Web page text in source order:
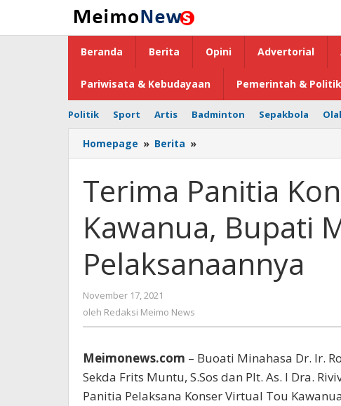
konten
Beranda Berita Opini Advertorial
Pariwisata & Kebudayaan Pemerintah & Politik
Politik Sport Artis Badminton Sepakbola
Homepage » Berita »
Panitia
Virtual
Tou
Kawanua,
Bupati
Minahasa
Dukung
Pelaksanaannya
Terima Panitia
Kawanua, Bupati
Pelaksanaannya
November 17, 2021
Redaksi
oleh Redaksi Meimo News
Meimonews.com – Buoati Minahasa Dr. Ir.
Sekda Frits Muntu, S.Sos dan Plt. As. I Dra.
Panitia Pelaksana Konser Virtual Tou